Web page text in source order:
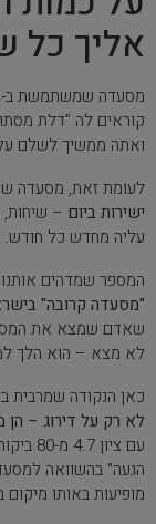
אליך כל
קוראים לה "דלת
ואתה ממשיך לשלם
לעומת זאת, מסעדה
ישירות ביום – שיחות,
עליה מחדש כל חודש.
המספר שמדהים אותנו
"מסעדה קרובה"
שאדם שמצא את
לא מצא – הוא הלך
כאן הנקודה שמרבית
לא רק על דירוג –
מופיעות באותו מיקום